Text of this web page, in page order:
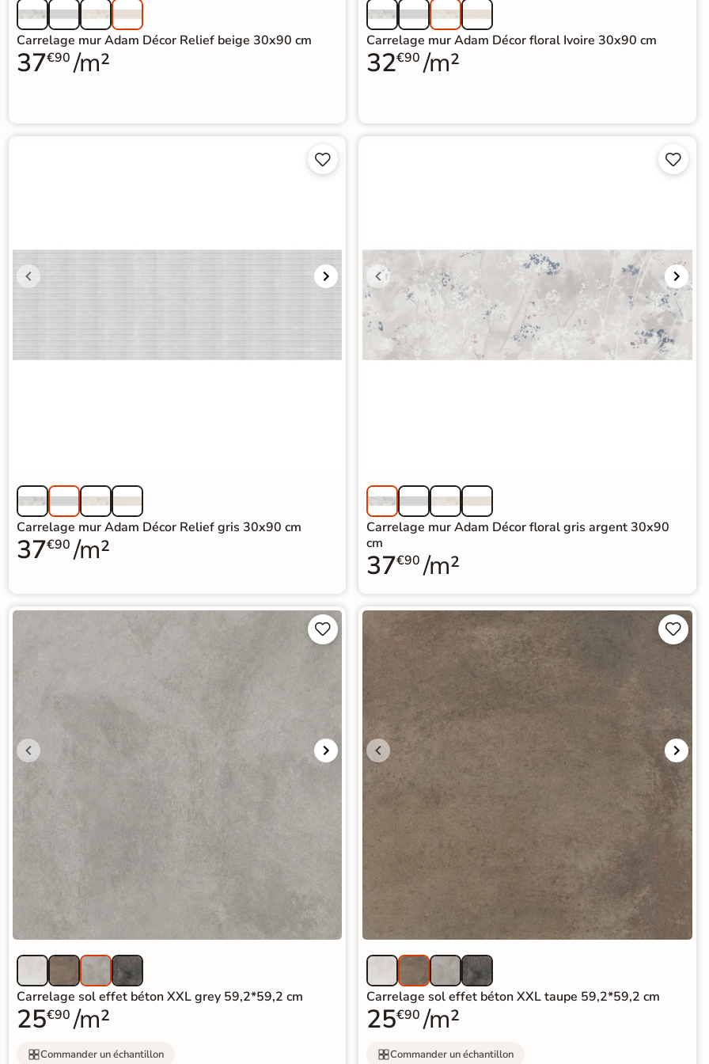
Carrelage mur Adam Décor Relief beige 30x90 cm
37€90 /m²
Carrelage mur Adam Décor floral Ivoire 30x90 cm
32€90 /m²


Carrelage mur Adam Décor Relief gris 30x90 cm
37€90 /m²


Carrelage mur Adam Décor floral gris argent 30x90
cm
37€90 /m²


Carrelage sol effet béton XXL grey 59,2*59,2 cm
25€90 /m²
Commander un échantillon


Carrelage sol effet béton XXL taupe 59,2*59,2 cm
25€90 /m²
Commander un échantillon